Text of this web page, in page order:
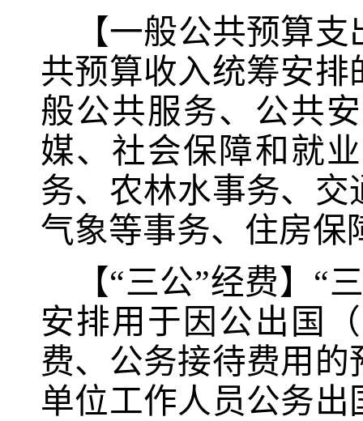
【一般公共预算
共预算收入统筹安
般公共服务、公共
媒、社会保障和就
务、农林水事务、
气象等事务、住房保
【“三公”经费】“
安排用于因公出国
费、公务接待费用
单位工作人员公务